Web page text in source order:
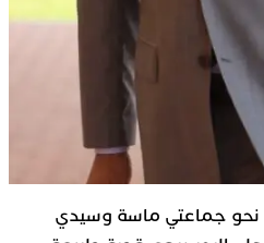
نحو جماعتي ماسة وسيدي